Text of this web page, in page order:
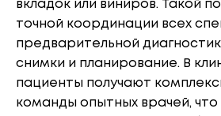
вкладок или виниров. Такой
точной координации всех
предварительной
снимки и планирование. В
пациенты получают
команды опытных врачей, что